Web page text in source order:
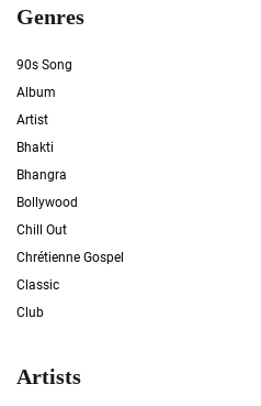
Genres
90s Song
Album
Artist
Bhakti
Bhangra
Bollywood
Chill Out
Chrétienne Gospel
Classic
Club
Artists